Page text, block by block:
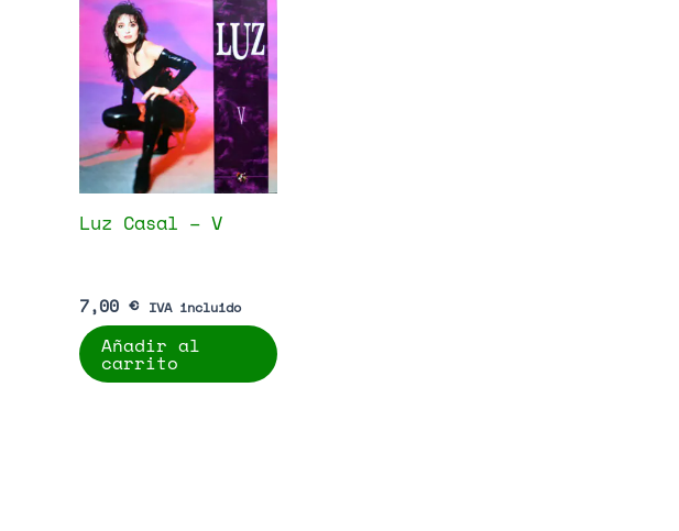
Luz Casal – V
7,00 € IVA incluido
Añadir al
carrito